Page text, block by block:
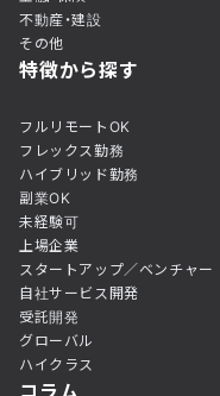
不動産・建設
その他
特徴から探す
フルリモートOK
フレックス勤務
ハイブリッド勤務
副業OK
未経験可
上場企業
スタートアップ／ベンチャー
自社サービス開発
受託開発
グローバル
ハイクラス
コラム